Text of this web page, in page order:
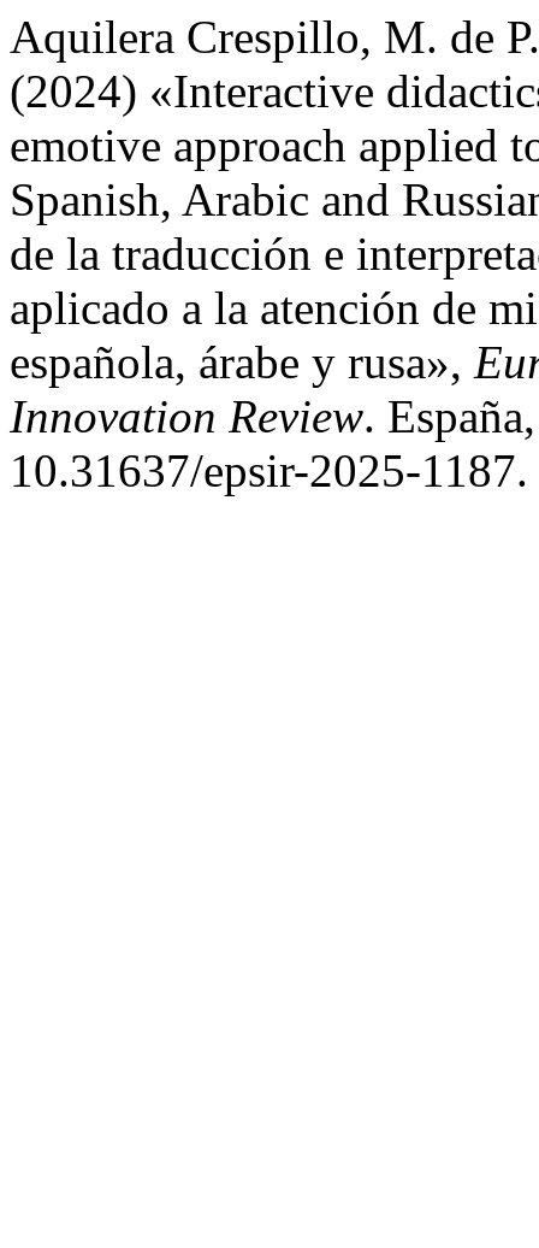
Aquilera Crespillo, M. de
(2024) «Interactive
emotive approach applied
Spanish, Arabic and
de la traducción e
aplicado a la atención de
española, árabe y rusa»,
Innovation Review.
10.31637/epsir-2025-1187.